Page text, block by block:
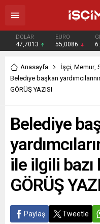
DOLAR
47,7013
EURO
55,0086
Anasayfa İşçi, Memur,
Belediye başkan
GÖRÜŞ YAZISI
Belediye
ile ilgili
GÖRÜŞ
Paylaş Tweetle